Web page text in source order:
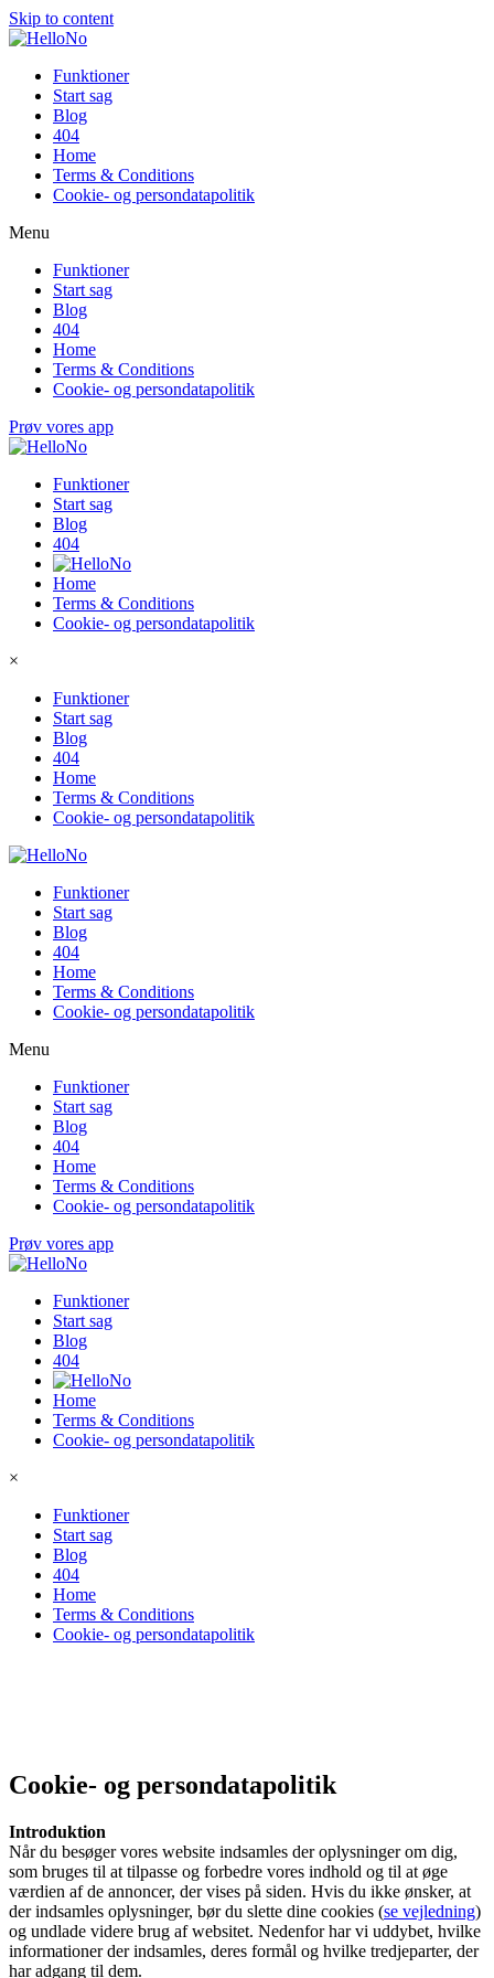
Skip to content
Funktioner
Start sag
Blog
404
Home
Terms & Conditions
Cookie- og persondatapolitik
Menu
Funktioner
Start sag
Blog
404
Home
Terms & Conditions
Cookie- og persondatapolitik
Prøv vores app
Funktioner
Start sag
Blog
404
Home
Terms & Conditions
Cookie- og persondatapolitik
×
Funktioner
Start sag
Blog
404
Home
Terms & Conditions
Cookie- og persondatapolitik
Funktioner
Start sag
Blog
404
Home
Terms & Conditions
Cookie- og persondatapolitik
Menu
Funktioner
Start sag
Blog
404
Home
Terms & Conditions
Cookie- og persondatapolitik
Prøv vores app
Funktioner
Start sag
Blog
404
Home
Terms & Conditions
Cookie- og persondatapolitik
×
Funktioner
Start sag
Blog
404
Home
Terms & Conditions
Cookie- og persondatapolitik
Cookie- og persondatapolitik
Introduktion
Når du besøger vores website indsamles der oplysninger om dig,
som bruges til at tilpasse og forbedre vores indhold og til at øge
værdien af de annoncer, der vises på siden. Hvis du ikke ønsker, at
der indsamles oplysninger, bør du slette dine cookies (se vejledning)
og undlade videre brug af websitet. Nedenfor har vi uddybet, hvilke
informationer der indsamles, deres formål og hvilke tredjeparter, der
har adgang til dem.